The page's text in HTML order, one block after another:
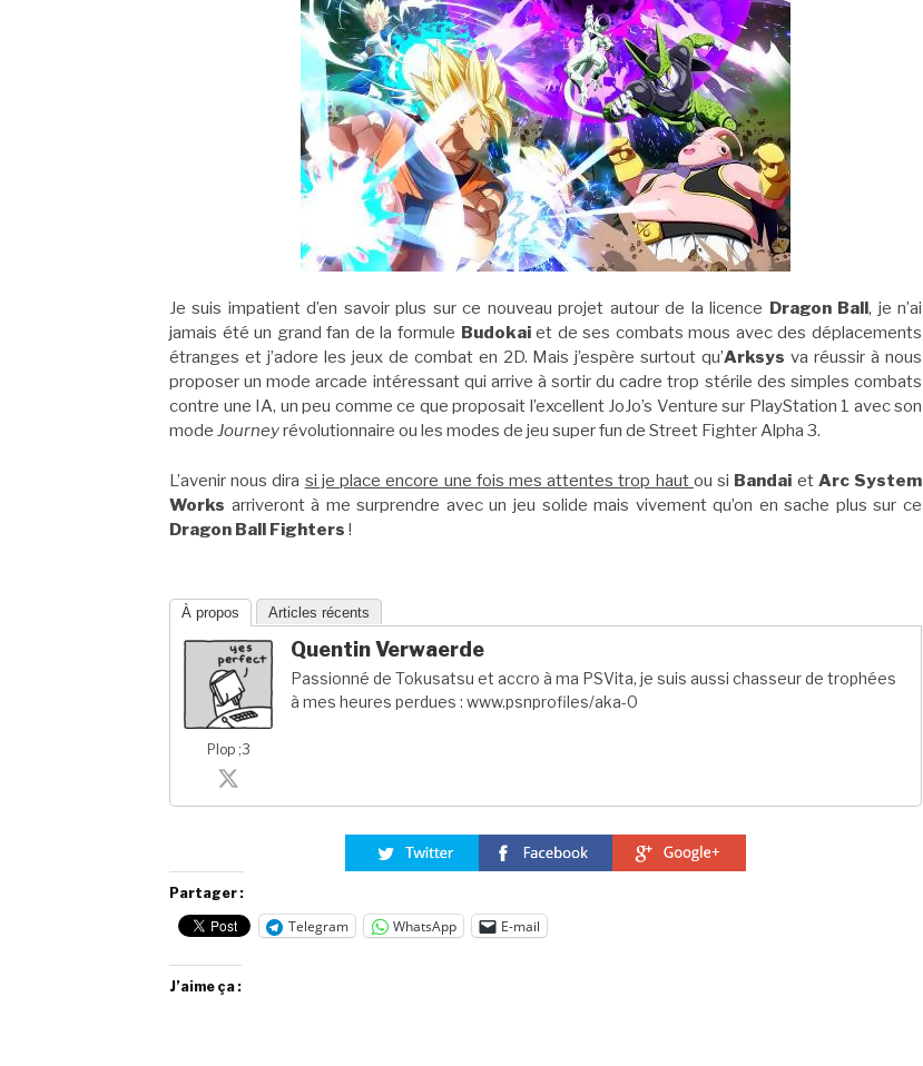
Je suis impatient d’en savoir plus sur ce nouveau projet autour de la licence Dragon Ball, je n’ai
jamais été un grand fan de la formule Budokaiet de ses combats mous avec des déplacements
étranges et j’adore les jeux de combat en 2D. Mais j’espère surtout qu’Arksys va réussir à nous
proposer un mode arcade intéressant qui arrive à sortir du cadre trop stérile des simples combats
contre une IA, un peu comme ce que proposait l’excellent JoJo’s Venture sur PlayStation 1 avec son
mode Journeyrévolutionnaire ou les modes de jeu super fun de Street Fighter Alpha 3.
L’avenir nous dira si je place encore une fois mes attentes trop haut ou si Bandai et Arc System
Works arriveront à me surprendre avec un jeu solide mais vivement qu’on en sache plus sur ce
Dragon Ball Fighters !
À propos Articles récents
Plop ;3
Quentin Verwaerde
Passionné de Tokusatsu et accro à ma PSVita, je suis aussi chasseur de trophées
à mes heures perdues : www.psnprofiles/aka-0
Partager :
Telegram WhatsApp E-mail
J’aime ça :